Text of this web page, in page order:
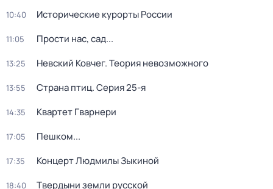
10:40 Исторические курорты России
11:05 Прости нас, сад...
13:25 Невский Ковчег. Теория невозможного
13:55 Страна птиц. Серия 25-я
14:35 Квартет Гварнери
17:05 Пешком...
17:35 Концерт Людмилы Зыкиной
18:40 Твердыни земли русской